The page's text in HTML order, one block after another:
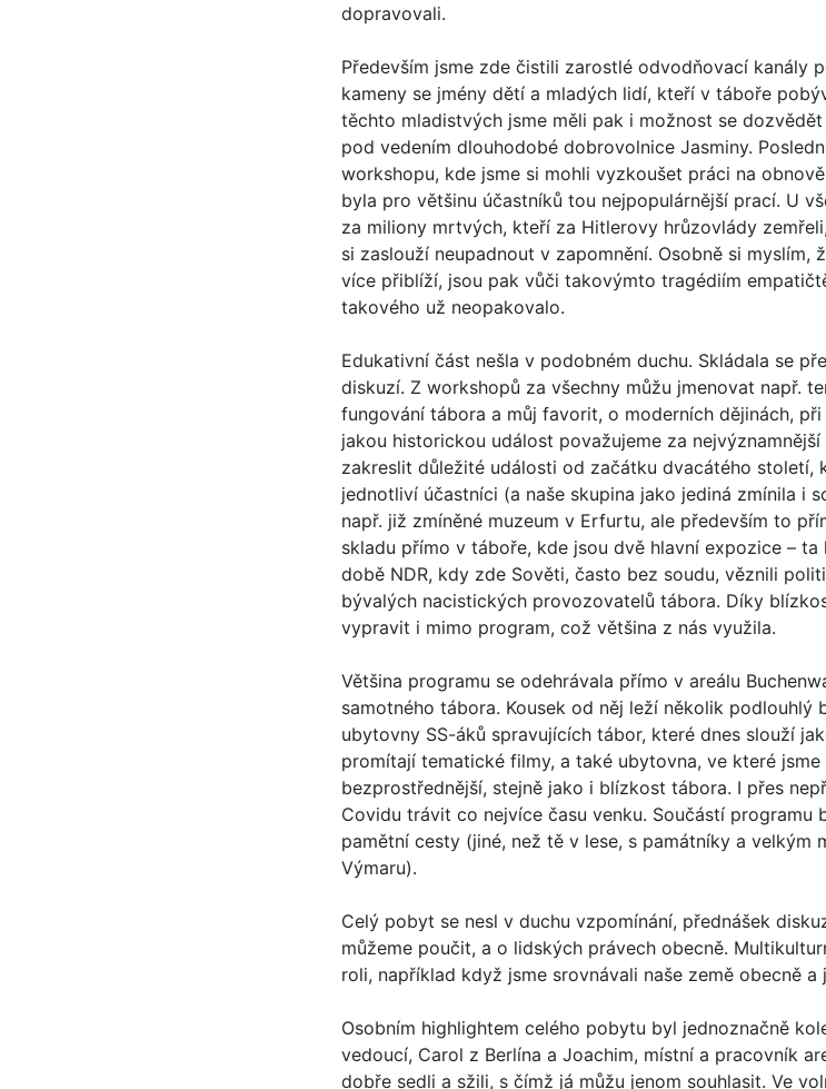
dopravovali.
Především jsme zde čistili zarostlé odvodňovací kanály
kameny se jmény dětí a mladých lidí, kteří v táboře
těchto mladistvých jsme měli pak i možnost se
pod vedením dlouhodobé dobrovolnice Jasminy.
workshopu, kde jsme si mohli vyzkoušet práci na
byla pro většinu účastníků tou nejpopulárnější prací. U
za miliony mrtvých, kteří za Hitlerovy hrůzovlády
si zaslouží neupadnout v zapomnění. Osobně si
více přiblíží, jsou pak vůči takovýmto tragédiím
takového už neopakovalo.
Edukativní část nešla v podobném duchu. Skládala se
diskuzí. Z workshopů za všechny můžu jmenovat např.
fungování tábora a můj favorit, o moderních dějinách,
jakou historickou událost považujeme za
zakreslit důležité události od začátku dvacátého století,
jednotliví účastníci (a naše skupina jako jediná zmínila i
např. již zmíněné muzeum v Erfurtu, ale především to
skladu přímo v táboře, kde jsou dvě hlavní expozice –
době NDR, kdy zde Sověti, často bez soudu, věznili
bývalých nacistických provozovatelů tábora. Díky
vypravit i mimo program, což většina z nás využila.
Většina programu se odehrávala přímo v areálu
samotného tábora. Kousek od něj leží několik podlouhlý
ubytovny SS-áků spravujících tábor, které dnes slouží
promítají tematické filmy, a také ubytovna, ve které
bezprostřednější, stejně jako i blízkost tábora. I přes
Covidu trávit co nejvíce času venku. Součástí programu
pamětní cesty (jiné, než tě v lese, s památníky a velkým
Výmaru).
Celý pobyt se nesl v duchu vzpomínání, přednášek
můžeme poučit, a o lidských právech obecně.
roli, například když jsme srovnávali naše země obecně a
Osobním highlightem celého pobytu byl jednoznačně
vedoucí, Carol z Berlína a Joachim, místní a pracovník
dobře sedli a sžili, s čímž já můžu jenom souhlasit. Ve